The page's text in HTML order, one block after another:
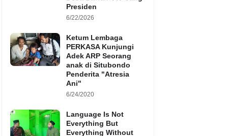
Presiden
6/22/2026
Ketum Lembaga
PERKASA Kunjungi
Adek ARP Seorang
anak di Situbondo
Penderita "Atresia
Ani"
6/24/2020
Language Is Not
Everything But
Everything Without